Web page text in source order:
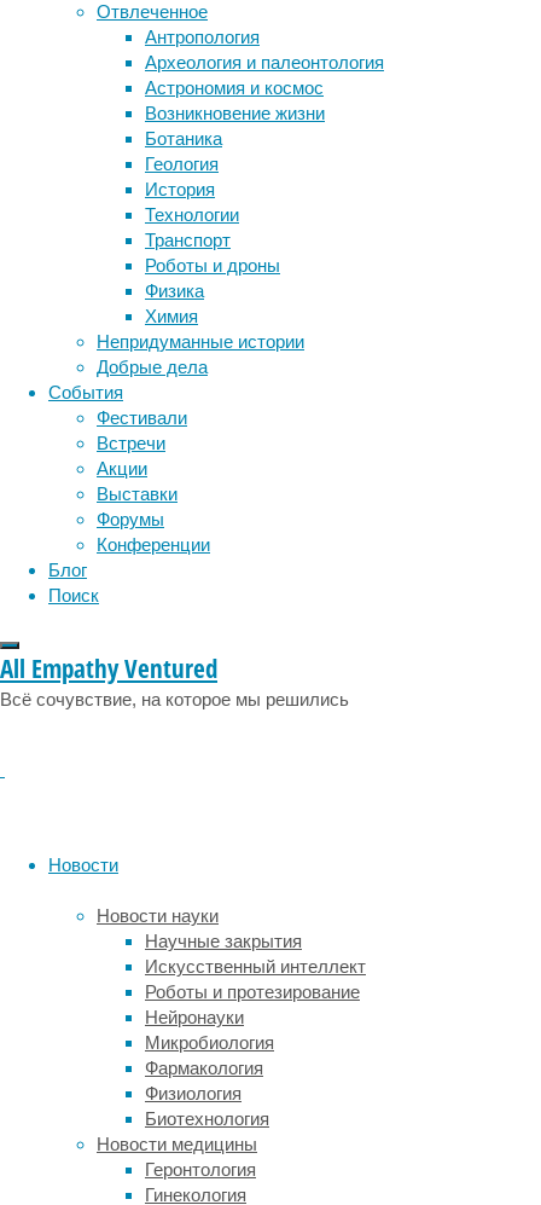
Отвлеченное
Антропология
Археология и палеонтология
Астрономия и космос
Возникновение жизни
Ботаника
Геология
История
Технологии
Транспорт
Роботы и дроны
Физика
Химия
Непридуманные истории
Добрые дела
События
Фестивали
Встречи
Акции
Выставки
Форумы
Конференции
Блог
Поиск
All Empathy Ventured
Всё сочувствие, на которое мы решились
Новости
Новости науки
Научные закрытия
Искусственный интеллект
Роботы и протезирование
Нейронауки
Микробиология
Фармакология
Физиология
Биотехнология
Новости медицины
Геронтология
Гинекология
Тот
факт,
что
чай
может
быть
полезен
для
здоровья
из-
за
своих
антиоксидантных,
противовоспалительных
и
противораковых
соединений,
известен
давно.
Однако
о
с
первыми
ранее
знали.
Результаты
исследования
специалистов
из
Уханьского
университета
науки
технологий
(Китай),
ДНК бактерии
биотехнология
генетика дети животные
здоровье знания иммунитет
инструменты и методы
исследования
лекарства медицина
мозг наука неврология
нейробиология
нейрофизиология
онкология
поведение
сон социальные проблемы
физиология
эмоции